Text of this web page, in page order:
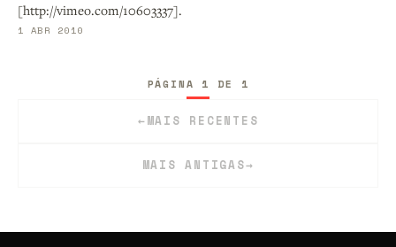
[http://vimeo.com/10603337].
1 ABR 2010
←MAIS RECENTES
PÁGINA 1 DE 1
MAIS ANTIGAS→